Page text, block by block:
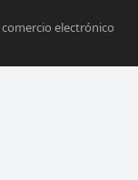
comercio electrónico